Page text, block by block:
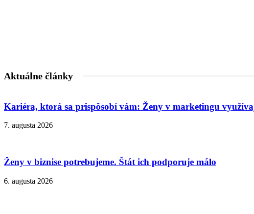
Aktuálne články
Kariéra, ktorá sa prispôsobí vám: Ženy v marketingu
7. augusta 2026
Ženy v biznise potrebujeme. Štát ich podporuje málo
6. augusta 2026